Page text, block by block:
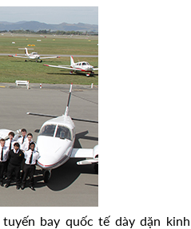
bay quốc tế dày dặn kinh